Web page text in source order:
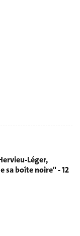
Léger,
sa boîte noire" - 12